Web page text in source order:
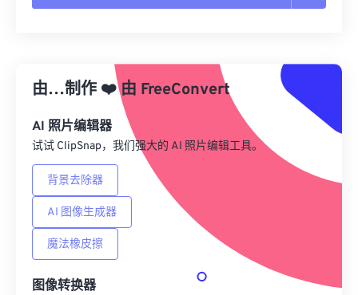
从预设应用
另存为预设
由…制作 ❤️由 FreeConvert
AI 照片编辑器
试试 ClipSnap，我们强大的 AI 照片编辑工具。
背景去除器
AI 图像生成器
魔法橡皮擦
图像转换器